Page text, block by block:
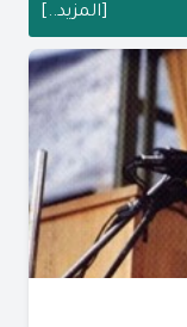
[المزيد..]